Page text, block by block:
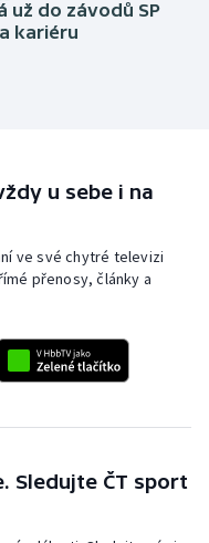
už do závodů SP
kariéru
u sebe i na
ve své chytré televizi
přenosy, články a
Sledujte ČT sport